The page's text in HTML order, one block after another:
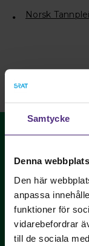
Samtycke
Denna
Den här
anpassa
funktioner för
vidarebefordrar
till de sociala
Norsk
Sveriges
yrkets